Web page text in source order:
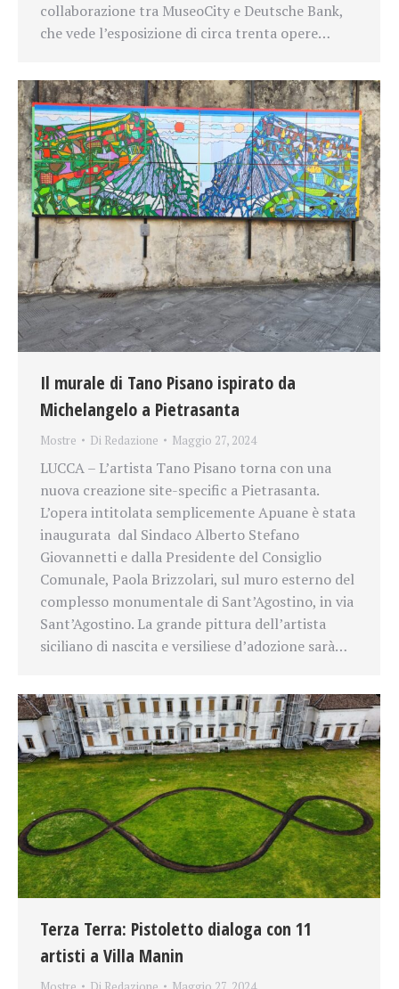
collaborazione tra MuseoCity e Deutsche Bank,
che vede l’esposizione di circa trenta opere…
Il murale di Tano Pisano ispirato da
Michelangelo a Pietrasanta
Mostre Di Redazione Maggio 27, 2024
LUCCA – L’artista Tano Pisano torna con una
nuova creazione site-specific a Pietrasanta.
L’opera intitolata semplicemente Apuane è stata
inaugurata dal Sindaco Alberto Stefano
Giovannetti e dalla Presidente del Consiglio
Comunale, Paola Brizzolari, sul muro esterno del
complesso monumentale di Sant’Agostino, in via
Sant’Agostino. La grande pittura dell’artista
siciliano di nascita e versiliese d’adozione sarà…
Terza Terra: Pistoletto dialoga con 11
artisti a Villa Manin